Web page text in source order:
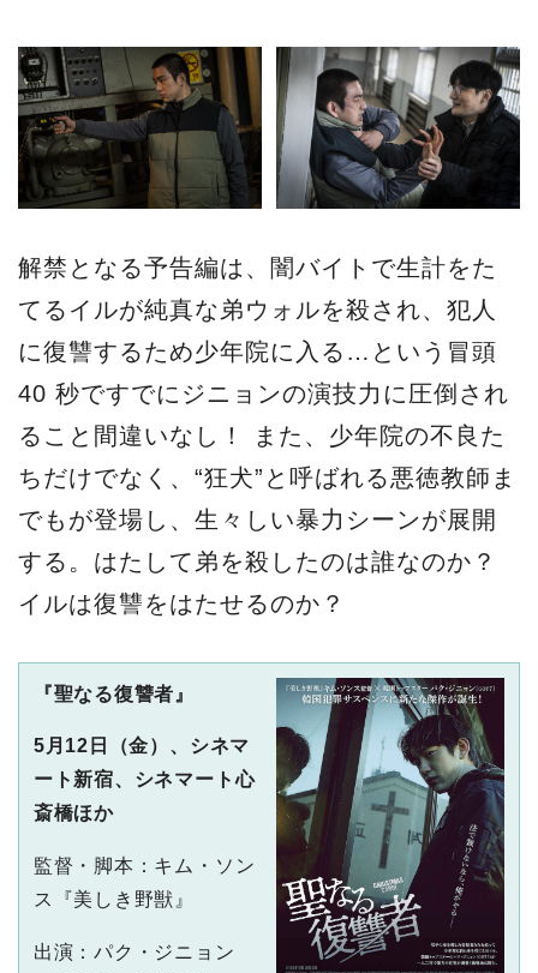
解禁となる予告編は、闇バイトで生計をた
てるイルが純真な弟ウォルを殺され、犯人
に復讐するため少年院に入る…という冒頭
40 秒ですでにジニョンの演技力に圧倒され
ること間違いなし！ また、少年院の不良た
ちだけでなく、“狂犬”と呼ばれる悪徳教師ま
でもが登場し、生々しい暴力シーンが展開
する。はたして弟を殺したのは誰なのか？
イルは復讐をはたせるのか？
『聖なる復讐者』
5月12日（金）、シネマ
ート新宿、シネマート心
斎橋ほか
監督・脚本：キム・ソン
ス『美しき野獣』
出演：パク・ジニョン